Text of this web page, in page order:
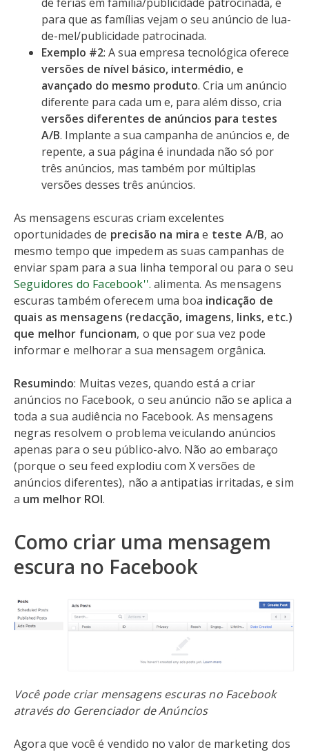
para que as famílias vejam o seu anúncio de lua-
de-mel/publicidade patrocinada.
Exemplo #2: A sua empresa tecnológica oferece
versões de nível básico, intermédio, e
avançado do mesmo produto. Cria um anúncio
diferente para cada um e, para além disso, cria
versões diferentes de anúncios para testes
A/B. Implante a sua campanha de anúncios e, de
repente, a sua página é inundada não só por
três anúncios, mas também por múltiplas
versões desses três anúncios.
As mensagens escuras criam excelentes
oportunidades de precisão na mirae teste A/B, ao
mesmo tempo que impedem as suas campanhas de
enviar spam para a sua linha temporal ou para o seu
Seguidores do Facebook''. alimenta. As mensagens
escuras também oferecem uma boa indicação de
quais as mensagens (redacção, imagens, links, etc.)
que melhor funcionam, o que por sua vez pode
informar e melhorar a sua mensagem orgânica.
Resumindo: Muitas vezes, quando está a criar
anúncios no Facebook, o seu anúncio não se aplica a
toda a sua audiência no Facebook. As mensagens
negras resolvem o problema veiculando anúncios
apenas para o seu público-alvo. Não ao embaraço
(porque o seu feed explodiu com X versões de
anúncios diferentes), não a antipatias irritadas, e sim
a um melhor ROI.
Como criar uma mensagem
escura no Facebook
Você pode criar mensagens escuras no Facebook
através do Gerenciador de Anúncios
Agora que você é vendido no valor de marketing dos